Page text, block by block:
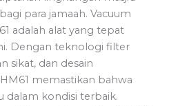
para jamaah. Vacuum
adalah alat yang tepat
Dengan teknologi filter
sikat, dan desain
memastikan bahwa
dalam kondisi terbaik.